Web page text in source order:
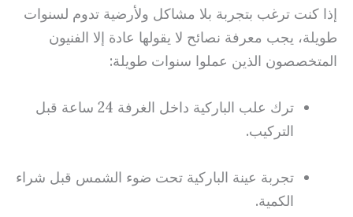
إذا كنت ترغب بتجربة بلا مشاكل ولأرضية تدوم لسنوات
طويلة، يجب معرفة نصائح لا يقولها عادة إلا الفنيون
المتخصصون الذين عملوا سنوات طويلة:
ترك علب الباركية داخل الغرفة 24 ساعة قبل
التركيب.
تجربة عينة الباركية تحت ضوء الشمس قبل شراء
الكمية.